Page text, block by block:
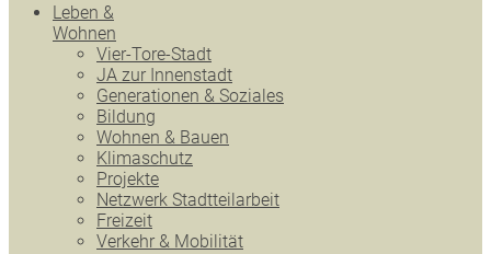
Leben &
Wohnen
Vier-Tore-Stadt
JA zur Innenstadt
Generationen & Soziales
Bildung
Wohnen & Bauen
Klimaschutz
Projekte
Netzwerk Stadtteilarbeit
Freizeit
Verkehr & Mobilität